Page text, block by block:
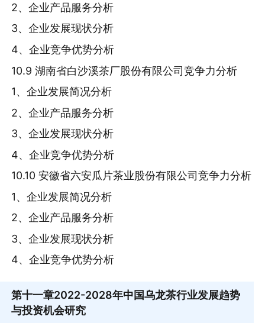
2、企业产品服务分析
3、企业发展现状分析
4、企业竞争优势分析
10.9 湖南省白沙溪茶厂股份有限公司竞争力分析
1、企业发展简况分析
2、企业产品服务分析
3、企业发展现状分析
4、企业竞争优势分析
10.10 安徽省六安瓜片茶业股份有限公司竞争力分析
1、企业发展简况分析
2、企业产品服务分析
3、企业发展现状分析
4、企业竞争优势分析
第十一章2022-2028年中国乌龙茶行业发展趋势
与投资机会研究